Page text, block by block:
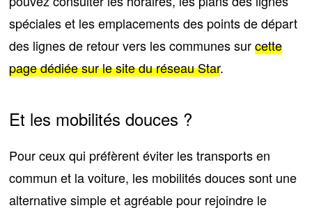
spéciales et les emplacements des points de départ
des lignes de retour vers les communes surcette
page dédiée sur le site du réseau Star.
Et les mobilités douces ?
Pour ceux qui préfèrent éviter les transports en
commun et la voiture, les mobilités douces sont une
alternative simple et agréable pour rejoindre le